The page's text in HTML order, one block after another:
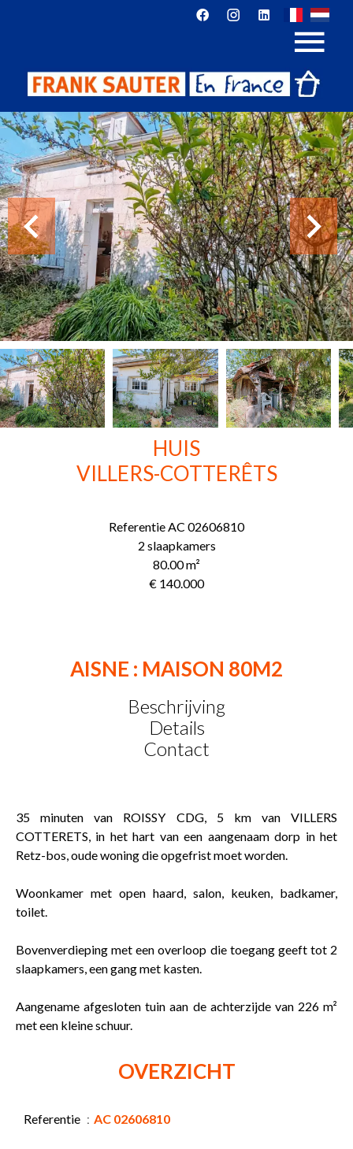
HUIS
VILLERS-COTTERÊTS
ReferentieAC 02606810
2 slaapkamers
80.00m²
€ 140.000
AISNE : MAISON 80M2
Beschrijving
Details
Contact
35 minuten van ROISSY CDG, 5 km van VILLERS
COTTERETS, in het hart van een aangenaam dorp in het
Retz-bos, oude woning die opgefrist moet worden.
Woonkamer met open haard, salon, keuken, badkamer,
toilet.
Bovenverdieping met een overloop die toegang geeft tot 2
slaapkamers, een gang met kasten.
Aangename afgesloten tuin aan de achterzijde van 226 m²
met een kleine schuur.
OVERZICHT
Referentie AC 02606810